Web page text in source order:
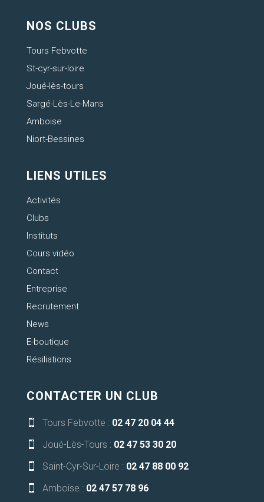
NOS CLUBS
Tours Febvotte
St-cyr-sur-loire
Joué-lès-tours
Sargé-Lès-Le-Mans
Amboise
Niort-Bessines
LIENS UTILES
Activités
Clubs
Instituts
Cours vidéo
Contact
Entreprise
Recrutement
News
E-boutique
Résiliations
CONTACTER UN CLUB
 Tours Febvotte : 02 47 20 04 44
 Joué-Lès-Tours : 02 47 53 30 20
 Saint-Cyr-Sur-Loire : 02 47 88 00 92
 Amboise : 02 47 57 78 96